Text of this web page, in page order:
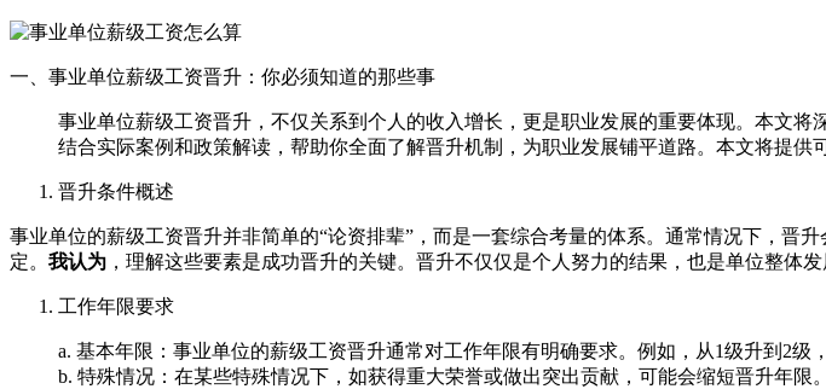
一、事业单位薪级工资晋升：你必须知道的那些事
事业单位薪级工资晋升，不仅关系到个人的收入增长，更是职业发展的重要体现。本文
结合实际案例和政策解读，帮助你全面了解晋升机制，为职业发展铺平道路。本文将提供
晋升条件概述
事业单位的薪级工资晋升并非简单的“论资排辈”，而是一套综合考量的体系。通常情况下，晋
定。 我认为 ，理解这些要素是成功晋升的关键。晋升不仅仅是个人努力的结果，也是单位整体发
工作年限要求
a. 基本年限：事业单位的薪级工资晋升通常对工作年限有明确要求。例如，从1级升到2级
b. 特殊情况：在某些特殊情况下，如获得重大荣誉或做出突出贡献，可能会缩短晋升年限。